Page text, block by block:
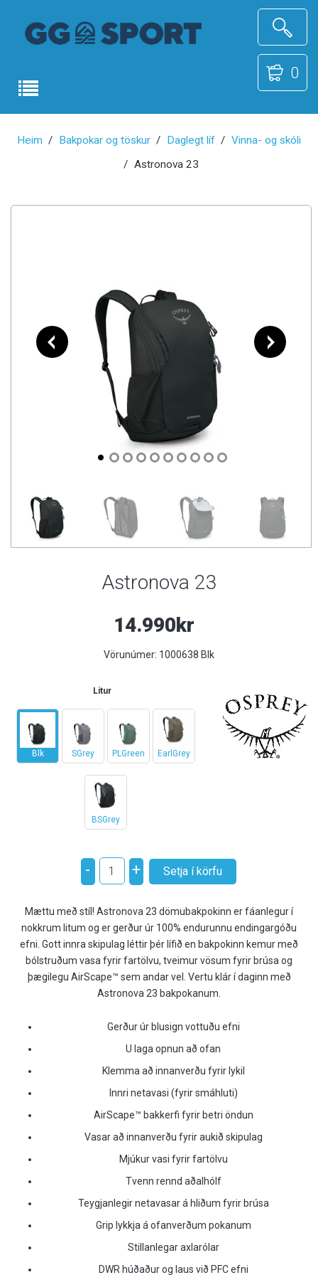
0
Heim Bakpokar og töskur Daglegt líf
Vinna- og skóli
Astronova 23
Astronova 23
14.990kr
Vörunúmer: 1000638 Blk
Litur
Blk SGrey PLGreen EarlGrey
BSGrey
- +
Mættu með stíl! Astronova 23 dömubakpokinn er fáanlegur í
nokkrum litum og er gerður úr 100% endurunnu endingargóðu
efni. Gott innra skipulag léttir þér lífið en bakpokinn kemur með
bólstruðum vasa fyrir fartölvu, tveimur vösum fyrir brúsa og
þægilegu AirScape™ sem andar vel. Vertu klár í daginn með
Astronova 23 bakpokanum.
Gerður úr blusign vottuðu efni
U laga opnun að ofan
Klemma að innanverðu fyrir lykil
Innri netavasi (fyrir smáhluti)
AirScape™ bakkerfi fyrir betri öndun
Vasar að innanverðu fyrir aukið skipulag
Mjúkur vasi fyrir fartölvu
Tvenn rennd aðalhólf
Teygjanlegir netavasar á hliðum fyrir brúsa
Grip lykkja á ofanverðum pokanum
Stillanlegar axlarólar
DWR húðaður og laus við PFC efni